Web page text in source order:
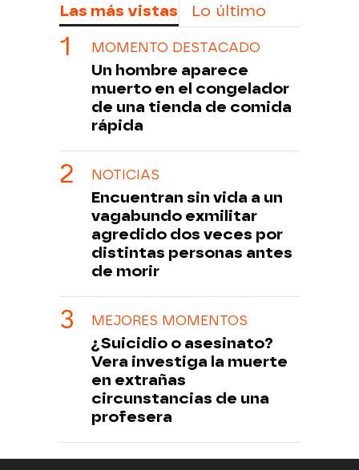
Las más vistas Lo último
MOMENTO DESTACADO
Un hombre aparece
muerto en el congelador
de una tienda de comida
rápida
NOTICIAS
Encuentran sin vida a un
vagabundo exmilitar
agredido dos veces por
distintas personas antes
de morir
MEJORES MOMENTOS
¿Suicidio o asesinato?
Vera investiga la muerte
en extrañas
circunstancias de una
profesera